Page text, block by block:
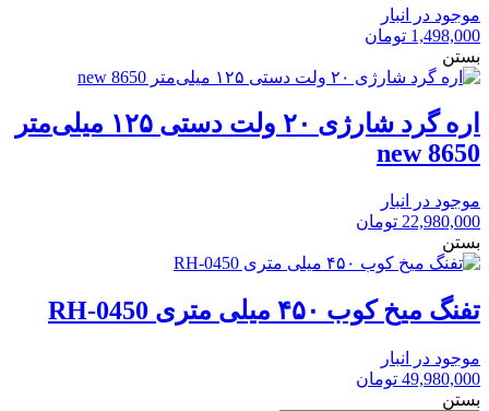
موجود در انبار
1,498,000 تومان
بستن
اره گرد شارژی ۲۰ ولت دستی ۱۲۵ میلی‌متر
new 8650
موجود در انبار
22,980,000 تومان
بستن
تفنگ میخ کوب ۴۵۰ میلی متری RH-0450
موجود در انبار
49,980,000 تومان
بستن